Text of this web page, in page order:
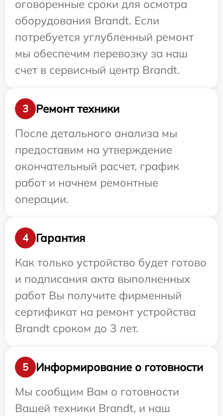
оговоренные сроки для осмотра
оборудования Brandt. Если
потребуется углубленный ремонт
мы обеспечим перевозку за наш
счет в сервисный центр Brandt.
3
Ремонт техники
После детального анализа мы
предоставим на утверждение
окончательный расчет, график
работ и начнем ремонтные
операции.
4
Гарантия
Как только устройство будет готово
и подписания акта выполненных
работ Вы получите фирменный
сертификат на ремонт устройства
Brandt сроком до 3 лет.
5
Информирование о готовности
Мы сообщим Вам о готовности
Вашей техники Brandt, и наш